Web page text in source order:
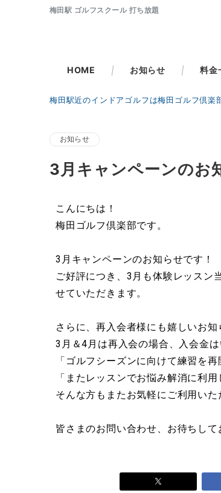
梅田駅 ゴルフスクール 打ち放題
HOME お知らせ 料金
梅田駅近のインドアゴルフは梅田ゴルフ倶楽
お知らせ
3月キャンペーンのお
こんにちは！
梅田ゴルフ倶楽部です。
3月キャンペーンのお知らせです！
ご好評につき、3月も体験レッスン
せていただきます。
さらに、再入会者様にも嬉しいお知
3月＆4月は再入会の場合、入会金は
「ゴルフシーズンに向けて練習を再
「またレッスンでお悩み解消に利用
そんな方もまたお気軽にご利用い
皆さまのお問い合わせ、お待ちして